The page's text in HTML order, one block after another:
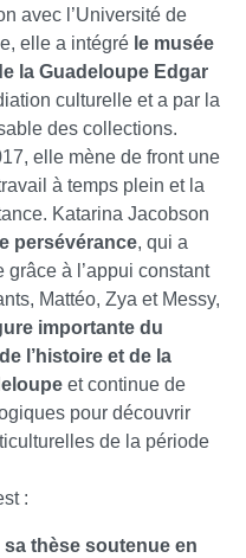
avec l’Université de
elle a intégré le musée
la Guadeloupe Edgar
culturelle et a par la
des collections.
elle mène de front une
à temps plein et la
Katarina Jacobson
persévérance, qui a
à l’appui constant
Mattéo, Zya et Messy,
importante du
l’histoire et de la
et continue de
pour découvrir
de la période
:
thèse soutenue en